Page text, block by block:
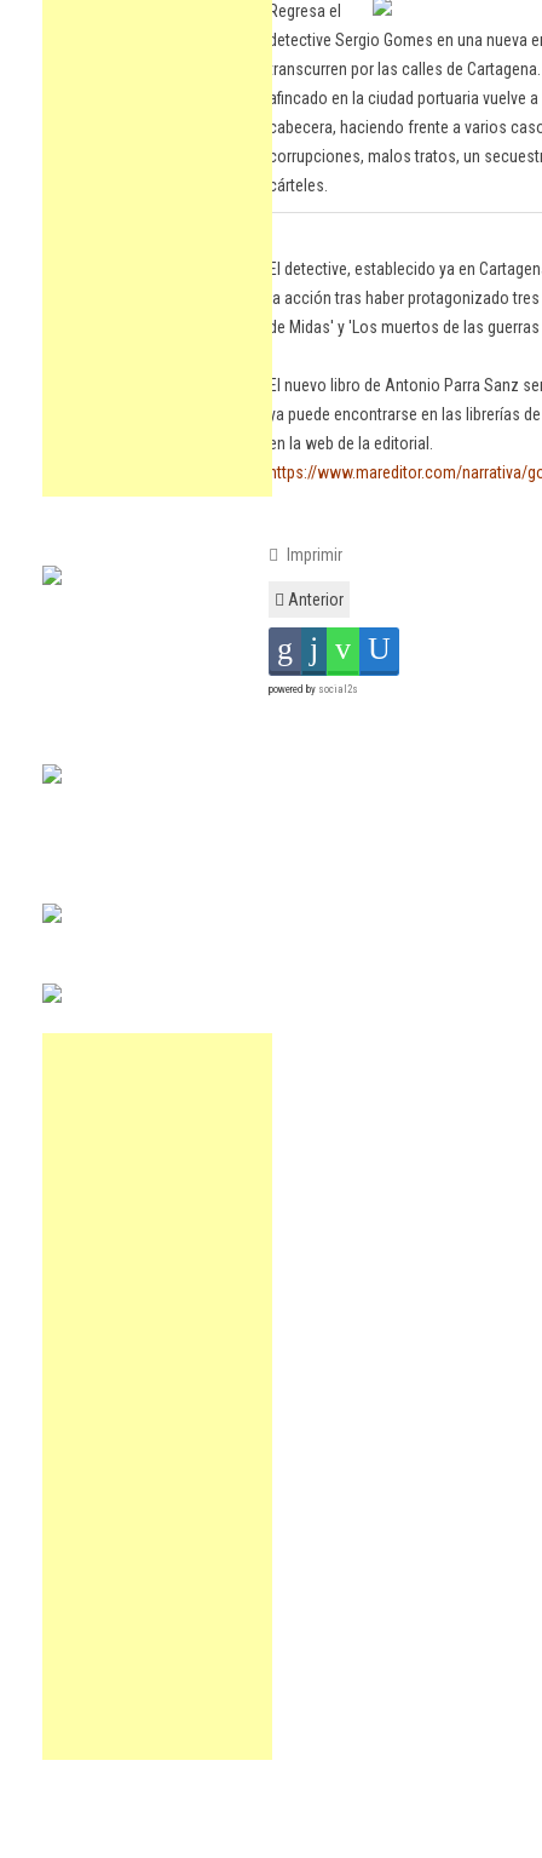
Regresa el
detective Sergio Gomes en una nueva
transcurren por las calles de
afincado en la ciudad portuaria vuelve
cabecera, haciendo frente a varios
corrupciones, malos tratos, un
cárteles.
El detective, establecido ya en
la acción tras haber protagonizado
de Midas' y 'Los muertos de las
El nuevo libro de Antonio Parra Sanz
ya puede encontrarse en las librerías
en la web de la editorial.
https://www.mareditor.com/narrativa/
Imprimir
Anterior
powered by social2s